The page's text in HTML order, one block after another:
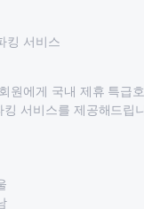
킹 서비스
원에게 국내 제휴 특급
킹 서비스를 제공해드립